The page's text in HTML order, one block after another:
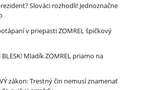
Slováci rozhodli! Jednoznačne
v priepasti ZOMREL špičkový
Mladík ZOMREL priamo na
zákon: Trestný čin nemusí znamenať